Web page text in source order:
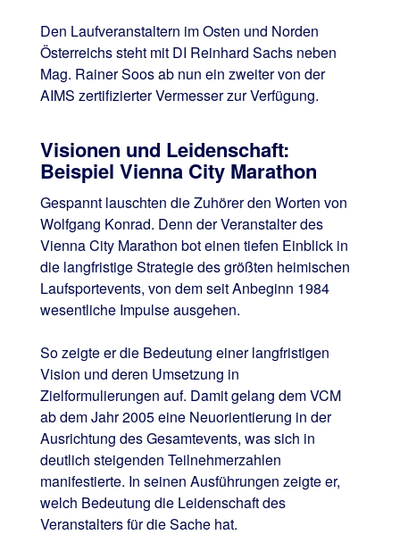
Den Laufveranstaltern im Osten und Norden
Österreichs steht mit DI Reinhard Sachs neben
Mag. Rainer Soos ab nun ein zweiter von der
AIMS zertifizierter Vermesser zur Verfügung.
Visionen und Leidenschaft:
Beispiel Vienna City Marathon
Gespannt lauschten die Zuhörer den Worten von
Wolfgang Konrad. Denn der Veranstalter des
Vienna City Marathon bot einen tiefen Einblick in
die langfristige Strategie des größten heimischen
Laufsportevents, von dem seit Anbeginn 1984
wesentliche Impulse ausgehen.
So zeigte er die Bedeutung einer langfristigen
Vision und deren Umsetzung in
Zielformulierungen auf. Damit gelang dem VCM
ab dem Jahr 2005 eine Neuorientierung in der
Ausrichtung des Gesamtevents, was sich in
deutlich steigenden Teilnehmerzahlen
manifestierte. In seinen Ausführungen zeigte er,
welch Bedeutung die Leidenschaft des
Veranstalters für die Sache hat.